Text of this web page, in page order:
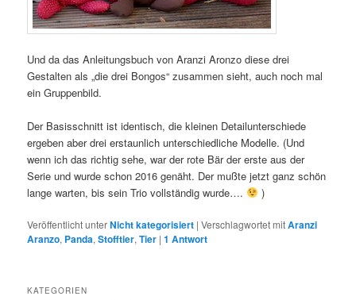
Und da das Anleitungsbuch von Aranzi Aronzo diese drei
Gestalten als „die drei Bongos“ zusammen sieht, auch noch mal
ein Gruppenbild.
Der Basisschnitt ist identisch, die kleinen Detailunterschiede
ergeben aber drei erstaunlich unterschiedliche Modelle. (Und
wenn ich das richtig sehe, war der rote Bär der erste aus der
Serie und wurde schon 2016 genäht. Der mußte jetzt ganz schön
lange warten, bis sein Trio vollständig wurde….
)
Veröffentlicht unterNicht kategorisiert |Verschlagwortet mitAranzi
Aranzo, Panda,Stofftier,Tier |1 Antwort
KATEGORIEN